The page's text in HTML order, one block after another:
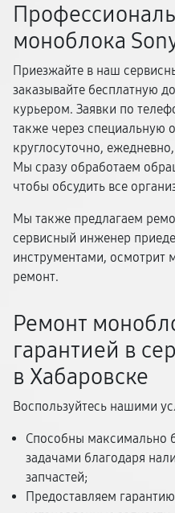
моноблока
Приезжайте в наш
заказывайте бесплатную
курьером. Заявки по
также через
круглосуточно,
Мы сразу обработаем
чтобы обсудить все
Мы также предлагаем
сервисный инженер
инструментами, осмотрит
ремонт.
Ремонт
гарантией в
в Хабаровске
Воспользуйтесь нашими
Способны максимально
задачами благодаря
запчастей;
Предоставляем